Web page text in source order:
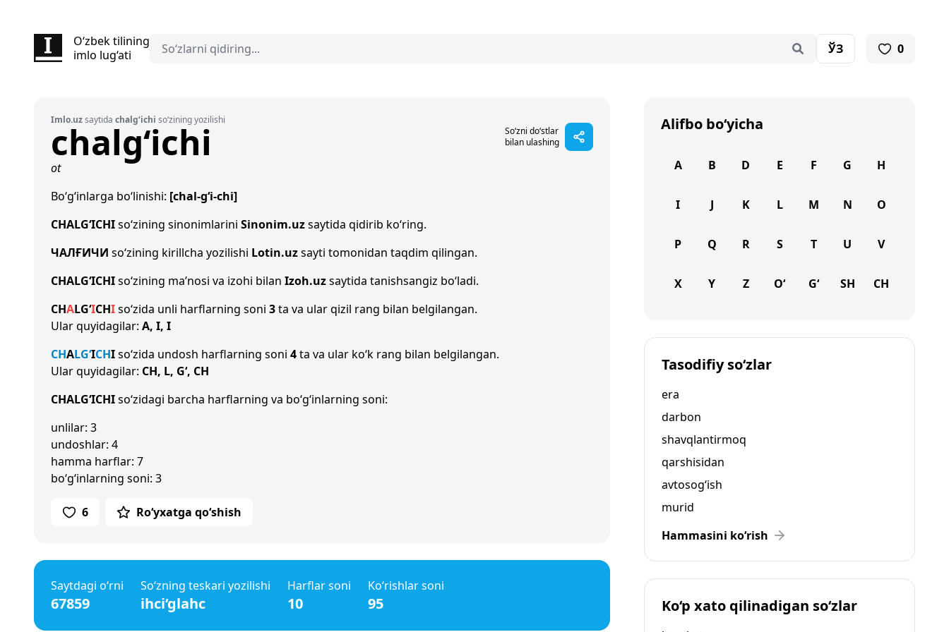
O‘zbek tilining
imlo lug‘ati
ЎЗ 0
Imlo.uzsaytida chalg‘ichi so‘zining yozilishi
chalg‘ichi
So‘zni do‘stlar
bilan ulashing
ot
Bo‘g‘inlarga bo‘linishi: [chal-g‘i-chi]
CHALG‘ICHIso‘zining sinonimlarini Sinonim.uzsaytida qidirib ko‘ring.
ЧАЛҒИЧИ so‘zining kirillcha yozilishi Lotin.uzsayti tomonidan taqdim qilingan.
CHALG‘ICHIso‘zining ma’nosi va izohi bilan Izoh.uzsaytida tanishsangiz bo‘ladi.
CHALG‘ICHIso‘zida unli harflarning soni 3ta va ular qizil rang bilan belgilangan.
Ular quyidagilar: A, I, I
CHALG‘ICHIso‘zida undosh harflarning soni 4ta va ular ko‘k rang bilan belgilangan.
Ular quyidagilar: CH, L, G‘, CH
CHALG‘ICHIso‘zidagi barcha harflarning va bo‘g‘inlarning soni:
unlilar: 3
undoshlar: 4
hamma harflar: 7
bo‘g‘inlarning soni: 3
6 Ro‘yxatga qo‘shish
Saytdagi o‘rni
67859
So‘zning teskari yozilishi
ihci‘glahc
Harflar soni
10
Ko‘rishlar soni
95
Alifbo bo‘yicha
A B D E F G H
I J K L M N O
P Q R S T U V
X Y Z O‘ G‘ SH CH
Tasodifiy so‘zlar
era
darbon
shavqlantirmoq
qarshisidan
avtosog‘ish
murid
Hammasini ko‘rish
Ko‘p xato qilinadigan so‘zlar